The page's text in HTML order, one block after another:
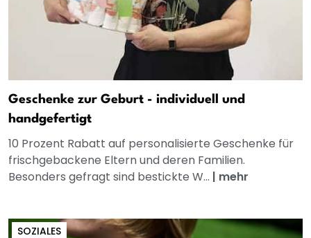
Geschenke zur Geburt - individuell und
handgefertigt
10 Prozent Rabatt auf personalisierte Geschenke für
frischgebackene Eltern und deren Familien.
Besonders gefragt sind bestickte W... | mehr
SOZIALES